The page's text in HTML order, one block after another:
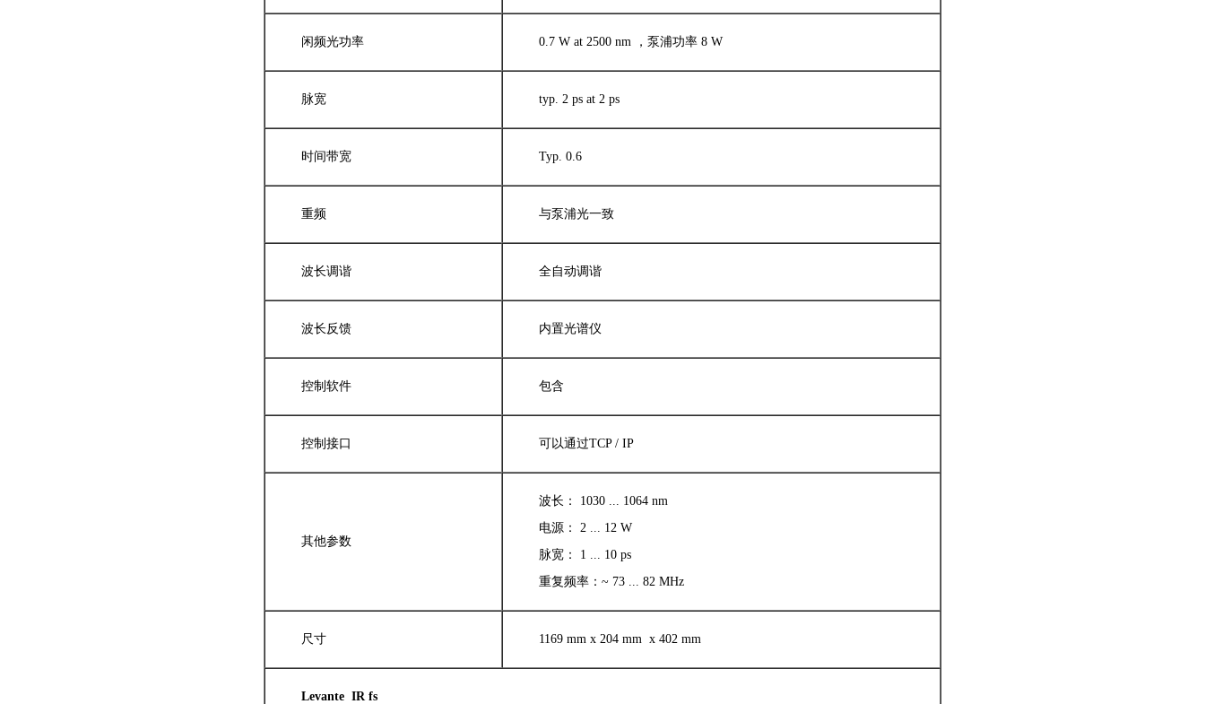
闲频光功率 0.7 W at 2500 nm ，泵浦功率 8 W
脉宽 typ. 2 ps at 2 ps
时间带宽 Typ. 0.6
重频 与泵浦光一致
波长调谐 全自动调谐
波长反馈 内置光谱仪
控制软件 包含
控制接口 可以通过TCP / IP
其他参数
波长： 1030 ... 1064 nm
电源： 2 ... 12 W
脉宽： 1 ... 10 ps
重复频率：~ 73 ... 82 MHz
尺寸 1169 mm x 204 mm x 402 mm
Levante IR fs